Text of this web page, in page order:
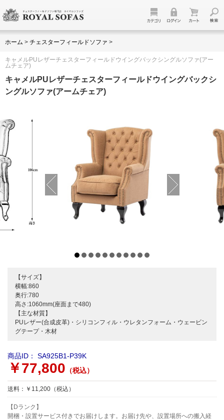
ホーム > チェスターフィールドソファ >
キャメルPUレザーチェスターフィールドウイングバックシングルソファ(アー
ムチェア)
キャメルPUレザーチェスターフィールドウイングバックシ
ングルソファ(アームチェア)
【サイズ】
横幅:860
奥行:780
高さ:1060mm(座面まで480)
【主な材質】
PUレザー(合成皮革)・シリコンフィル・ウレタンフォーム・ウェービン
グテープ・木材
商品ID： SA925B1-P39K
￥77,800 （税込）
送料：￥11,200（税込）
【Dランク】
開梱・設置サービス付きでお届けします。お届け先や、設置場所への搬入経